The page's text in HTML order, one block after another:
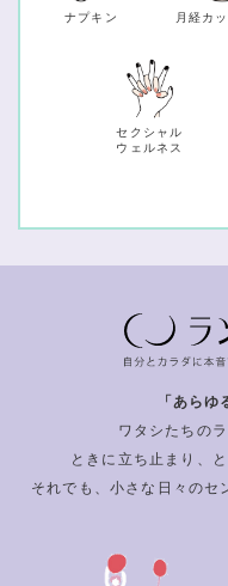
ナプキン 月経カ
セクシャル
ウェルネス
「あらゆ
ワタシたちの
ときに立ち止まり、
それでも、小さな日々のセ